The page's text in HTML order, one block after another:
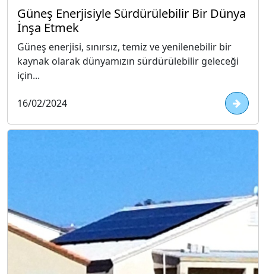
Güneş Enerjisiyle Sürdürülebilir Bir Dünya
İnşa Etmek
Güneş enerjisi, sınırsız, temiz ve yenilenebilir bir
kaynak olarak dünyamızın sürdürülebilir geleceği
için...
16/02/2024